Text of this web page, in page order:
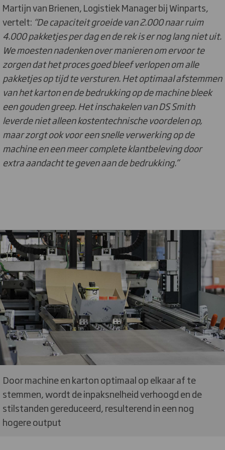
Martijn van Brienen, Logistiek Manager bij Winparts,
vertelt: “De capaciteit groeide van 2.000 naar ruim
4.000 pakketjes per dag en de rek is er nog lang niet uit.
We moesten nadenken over manieren om ervoor te
zorgen dat het proces goed bleef verlopen om alle
pakketjes op tijd te versturen. Het optimaal afstemmen
van het karton en de bedrukking op de machine bleek
een gouden greep. Het inschakelen van DS Smith
leverde niet alleen kostentechnische voordelen op,
maar zorgt ook voor een snelle verwerking op de
machine en een meer complete klantbeleving door
extra aandacht te geven aan de bedrukking.”
Door machine en karton optimaal op elkaar af te
stemmen, wordt de inpaksnelheid verhoogd en de
stilstanden gereduceerd, resulterend in een nog
hogere output